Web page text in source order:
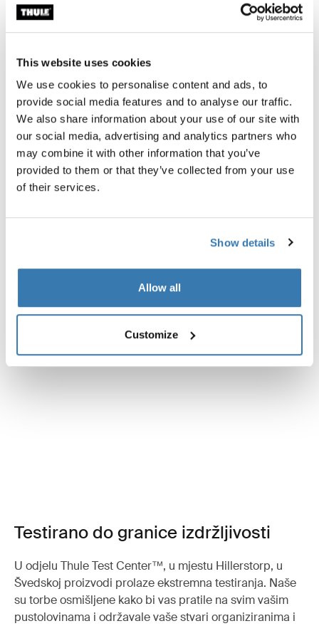
This website uses cookies
We use cookies to personalise content and ads, to
provide social media features and to analyse our traffic.
We also share information about your use of our site with
our social media, advertising and analytics partners who
may combine it with other information that you’ve
provided to them or that they’ve collected from your use
of their services.
Show details
Allow all
Customize
Testirano do granice izdržljivosti
U odjelu Thule Test Center™, u mjestu Hillerstorp, u
Švedskoj proizvodi prolaze ekstremna testiranja. Naše
su torbe osmišljene kako bi vas pratile na svim vašim
pustolovinama i održavale vaše stvari organiziranima i